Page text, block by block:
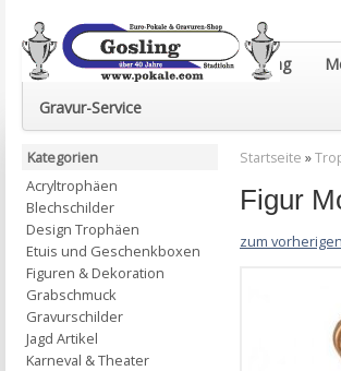
Euro-Pokale & Gravur-Shop Gosling
Gravur-Service
Startseite »
Figur
zum
Kategorien
Acryltrophäen
Blechschilder
Design Trophäen
Etuis und Geschenkboxen
Figuren & Dekoration
Grabschmuck
Gravurschilder
Jagd Artikel
Karneval & Theater